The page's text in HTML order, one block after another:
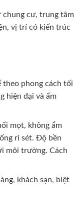
chung cư, trung tâm
vị trí có kiến trúc
phong cách tối
hiện đại và ấm
mọt, không ẩm
rỉ sét. Độ bền
môi trường. Cách
khách sạn, biệt